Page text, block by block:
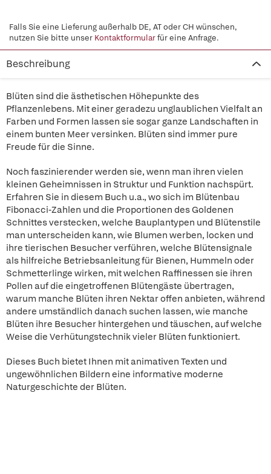
Falls Sie eine Lieferung außerhalb DE, AT oder CH wünschen,
nutzen Sie bitte unser Kontaktformularfür eine Anfrage.
Beschreibung
Blüten sind die ästhetischen Höhepunkte des
Pflanzenlebens. Mit einer geradezu unglaublichen Vielfalt an
Farben und Formen lassen sie sogar ganze Landschaften in
einem bunten Meer versinken. Blüten sind immer pure
Freude für die Sinne.
Noch faszinierender werden sie, wenn man ihren vielen
kleinen Geheimnissen in Struktur und Funktion nachspürt.
Erfahren Sie in diesem Buch u.a., wo sich im Blütenbau
Fibonacci-Zahlen und die Proportionen des Goldenen
Schnittes verstecken, welche Bauplantypen und Blütenstile
man unterscheiden kann, wie Blumen werben, locken und
ihre tierischen Besucher verführen, welche Blütensignale
als hilfreiche Betriebsanleitung für Bienen, Hummeln oder
Schmetterlinge wirken, mit welchen Raffinessen sie ihren
Pollen auf die eingetroffenen Blütengäste übertragen,
warum manche Blüten ihren Nektar offen anbieten, während
andere umständlich danach suchen lassen, wie manche
Blüten ihre Besucher hintergehen und täuschen, auf welche
Weise die Verhütungstechnik vieler Blüten funktioniert.
Dieses Buch bietet Ihnen mit animativen Texten und
ungewöhnlichen Bildern eine informative moderne
Naturgeschichte der Blüten.